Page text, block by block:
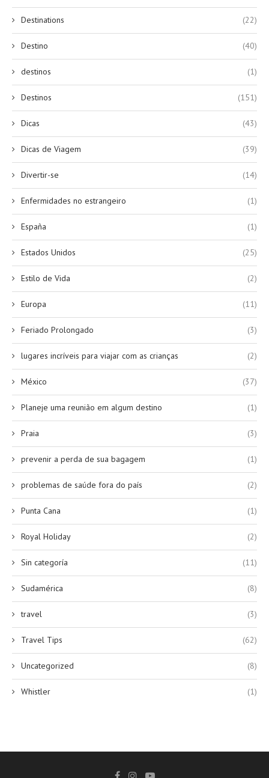
Destinations (22)
Destino (40)
destinos (1)
Destinos (151)
Dicas (43)
Dicas de Viagem (39)
Divertir-se (14)
Enfermidades no estrangeiro (1)
España (1)
Estados Unidos (25)
Estilo de Vida (2)
Europa (11)
Feriado Prolongado (3)
lugares incríveis para viajar com as crianças (2)
México (37)
Planeje uma reunião em algum destino (1)
Praia (3)
prevenir a perda de sua bagagem (1)
problemas de saúde fora do país (2)
Punta Cana (1)
Royal Holiday (2)
Sin categoría (11)
Sudamérica (8)
travel (3)
Travel Tips (62)
Uncategorized (8)
Whistler (1)